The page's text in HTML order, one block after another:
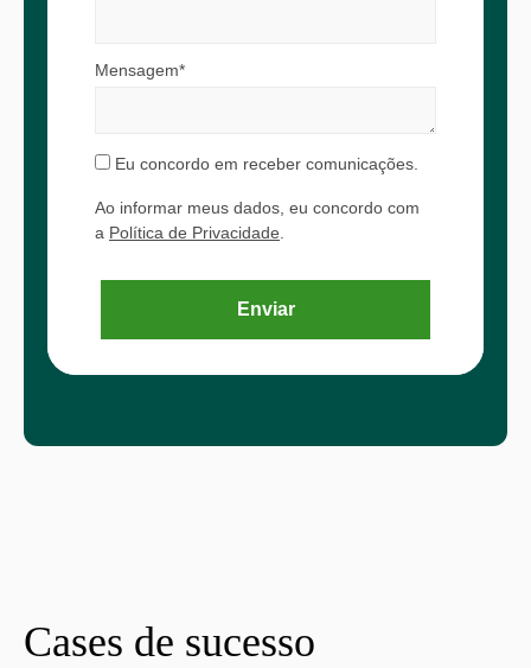
Mensagem*
Eu concordo em receber comunicações.
Ao informar meus dados, eu concordo com
a Política de Privacidade
Enviar
Cases de sucesso